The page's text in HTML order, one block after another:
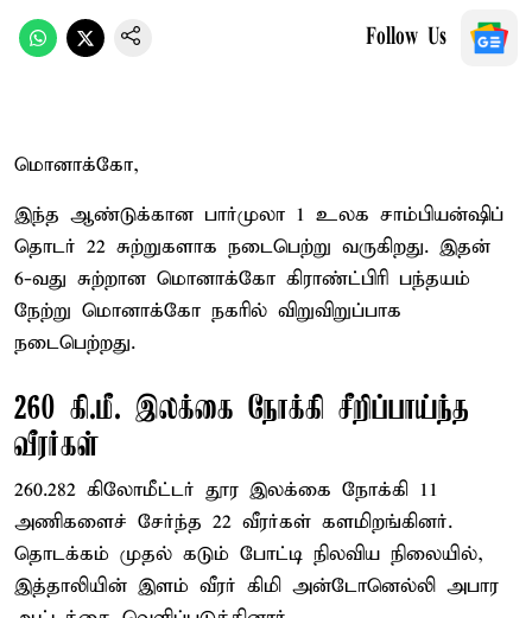
Follow Us
மொனாக்கோ,
இந்த ஆண்டுக்கான பார்முலா 1 உலக சாம்பியன்ஷிப்
தொடர் 22 சுற்றுகளாக நடைபெற்று வருகிறது. இதன்
6-வது சுற்றான மொனாக்கோ கிராண்ட்பிரி பந்தயம்
நேற்று மொனாக்கோ நகரில் விறுவிறுப்பாக
நடைபெற்றது.
260 கி.மீ. இலக்கை நோக்கி சீறிப்பாய்ந்த
வீரர்கள்
260.282 கிலோமீட்டர் தூர இலக்கை நோக்கி 11
அணிகளைச் சேர்ந்த 22 வீரர்கள் களமிறங்கினர்.
தொடக்கம் முதல் கடும் போட்டி நிலவிய நிலையில்,
இத்தாலியின் இளம் வீரர் கிமி அன்டோனெல்லி அபார